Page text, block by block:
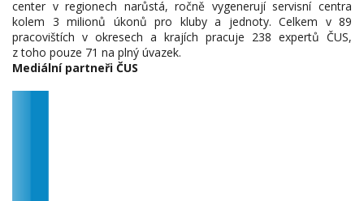
center v regionech narůstá, ročně vygenerují servisní centra
kolem 3 milionů úkonů pro kluby a jednoty. Celkem v 89
pracovištích v okresech a krajích pracuje 238 expertů ČUS,
z toho pouze 71 na plný úvazek.
Mediální partneři ČUS